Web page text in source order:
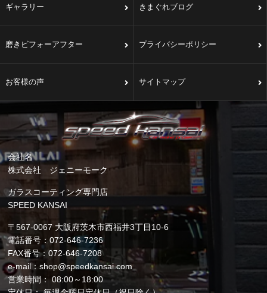
ギャラリー きまぐれブログ
磨きビフォーアフター プライバシーポリシー
お客様の声 サイトマップ
会社名
株式会社 ジェニーモーク
ガラスコーティング専門店
SPEED KANSAI
〒567-0067 大阪府茨木市西福井3丁目10-6
電話番号：072-646-7236
FAX番号：072-646-7208
e-mail：shop@speedkansai.com
営業時間： 08:00～18:00